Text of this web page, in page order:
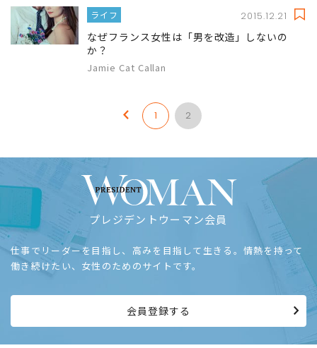
ライフ 2015.12.21
なぜフランス女性は「男を改造」しないの
か？
Jamie Cat Callan
1 2
プレジデントウーマン会員
仕事でリーダーを目指し、高みを目指して生きる。情熱を持って
働き続けたい、女性のためのサイトです。
会員登録する